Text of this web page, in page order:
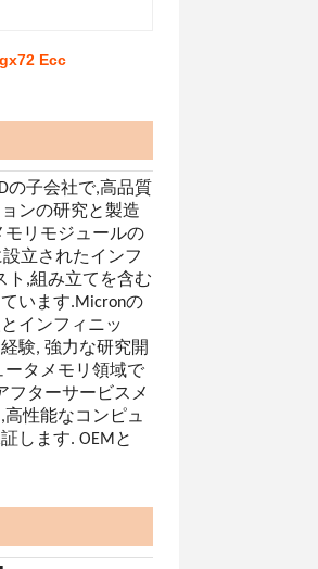
Ecc
の子会社で,高品質
ンの研究と製造
モリモジュールの
立されたインフ
ト,組み立てを含む
います.Micronの
インフィニッ
験, 強力な研究開
タメモリ領域で
フターサービスメ
性能なコンピュ
します. OEMと